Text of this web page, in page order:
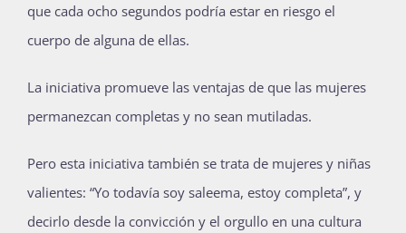
que cada ocho segundos podría estar en riesgo el
cuerpo de alguna de ellas.
La iniciativa promueve las ventajas de que las mujeres
permanezcan completas y no sean mutiladas.
Pero esta iniciativa también se trata de mujeres y niñas
valientes: “Yo todavía soy saleema, estoy completa”, y
decirlo desde la convicción y el orgullo en una cultura